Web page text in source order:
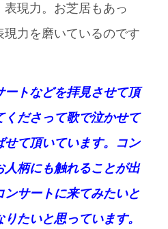
表現力。お芝居もあっ
力を磨いているのです
ートなどを拝見させて頂
くださって歌で泣かせて
せて頂いています。コン
人柄にも触れることが出
サートに来てみたいと
たいと思っています。